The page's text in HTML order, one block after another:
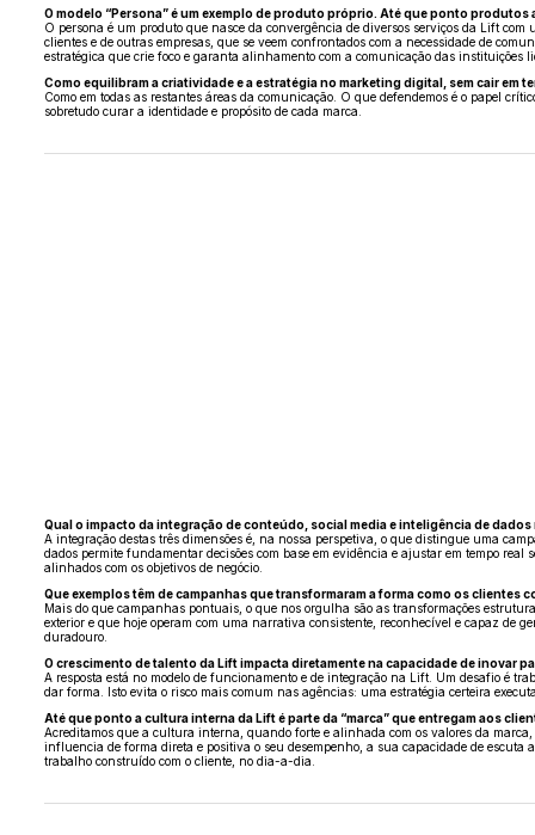
O modelo “Persona” é um exemplo de produto próprio. Até que ponto
O persona é um produto que nasce da convergência de diversos serviços da Lift
clientes e de outras empresas, que se veem confrontados com a necessidade de
estratégica que crie foco e garanta alinhamento com a comunicação das instituições
Como equilibram a criatividade e a estratégia no marketing digital, sem cair em
Como em todas as restantes áreas da comunicação. O que defendemos é o papel
sobretudo curar a identidade e propósito de cada marca.
Qual o impacto da integração de conteúdo, social media e inteligência de
A integração destas três dimensões é, na nossa perspetiva, o que distingue uma
dados permite fundamentar decisões com base em evidência e ajustar em tempo
alinhados com os objetivos de negócio.
Que exemplos têm de campanhas que transformaram a forma como os clientes
Mais do que campanhas pontuais, o que nos orgulha são as transformações
exterior e que hoje operam com uma narrativa consistente, reconhecível e capaz de
duradouro.
O crescimento de talento da Lift impacta diretamente na capacidade de inovar
A resposta está no modelo de funcionamento e de integração na Lift. Um desafio é
dar forma. Isto evita o risco mais comum nas agências: uma estratégia certeira
Até que ponto a cultura interna da Lift é parte da “marca” que entregam aos
Acreditamos que a cultura interna, quando forte e alinhada com os valores da
influencia de forma direta e positiva o seu desempenho, a sua capacidade de
trabalho construído com o cliente, no dia-a-dia.